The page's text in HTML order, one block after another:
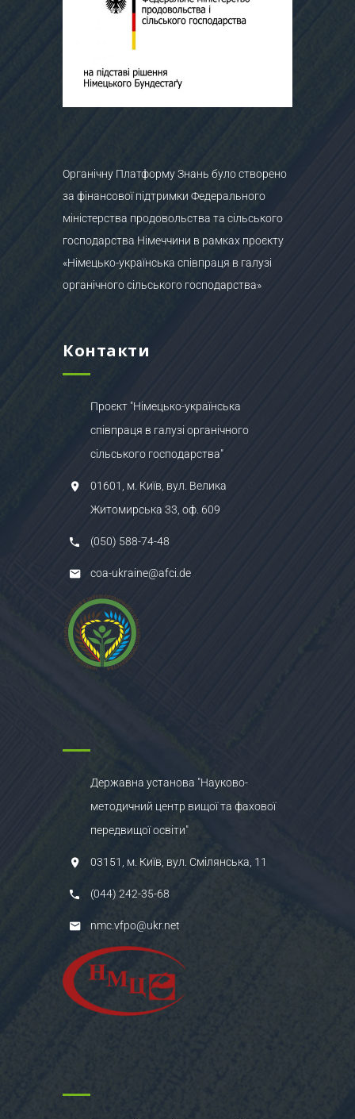
Органічну Платформу Знань було створено
за фінансової підтримки Федерального
міністерства продовольства та сільського
господарства Німеччини в рамках проєкту
«Німецько-українська співпраця в галузі
органічного сільського господарства»
Контакти
Проєкт "Німецько-українська
співпраця в галузі органічного
сільського господарства"
01601, м. Київ, вул. Велика
Житомирська 33, оф. 609
(050) 588-74-48
coa-ukraine@afci.de
Державна установа "Науково-
методичний центр вищої та фахової
передвищої освіти"
03151, м. Київ, вул. Смілянська, 11
(044) 242-35-68
nmc.vfpo@ukr.net